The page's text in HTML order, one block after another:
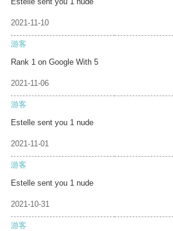
2021-11-10
游客
Rank 1 on Google With 5
2021-11-06
游客
Estelle sent you 1 nude
2021-11-01
游客
Estelle sent you 1 nude
2021-10-31
游客